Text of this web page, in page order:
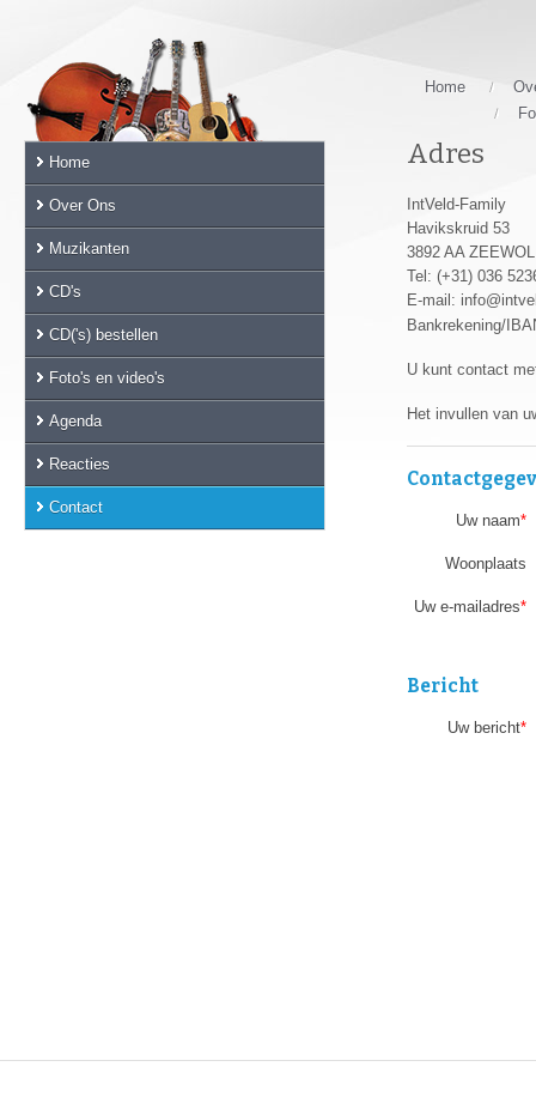
the
main
content
Jump
the
main
menu
the
sub
menu
Jump
to
the
search
Home
Adres
IntVeld-Family
Havikskruid 53
3892 AA
Tel: (+31) 036
E-mail:
Bankrekening/
U kunt contact
Het invullen van
Uw naam*
Woonplaats
Uw e-mailadres*
Bericht
Uw bericht*
Home
Over Ons
Muzikanten
CD's
CD('s) bestellen
Foto's en video's
Agenda
Reacties
Contact